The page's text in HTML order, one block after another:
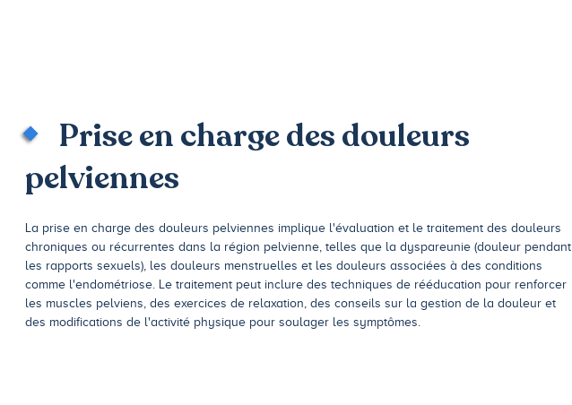
Prise en charge des douleurs
pelviennes
La prise en charge des douleurs pelviennes implique l'évaluation et le traitement des douleurs
chroniques ou récurrentes dans la région pelvienne, telles que la dyspareunie (douleur pendant
les rapports sexuels), les douleurs menstruelles et les douleurs associées à des conditions
comme l'endométriose. Le traitement peut inclure des techniques de rééducation pour renforcer
les muscles pelviens, des exercices de relaxation, des conseils sur la gestion de la douleur et
des modifications de l'activité physique pour soulager les symptômes.